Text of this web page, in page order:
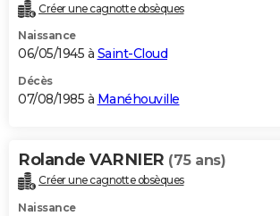
Créer une cagnotte obsèques
Naissance
06/05/1945 à Saint-Cloud
Décès
07/08/1985 à Manéhouville
Rolande VARNIER (75 ans)
Créer une cagnotte obsèques
Naissance